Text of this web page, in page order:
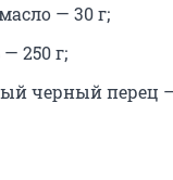
— 30 г;
250 г;
черный перец